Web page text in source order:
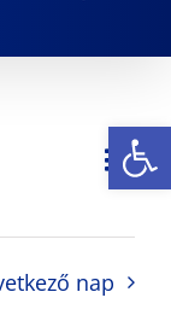
Nap
nap